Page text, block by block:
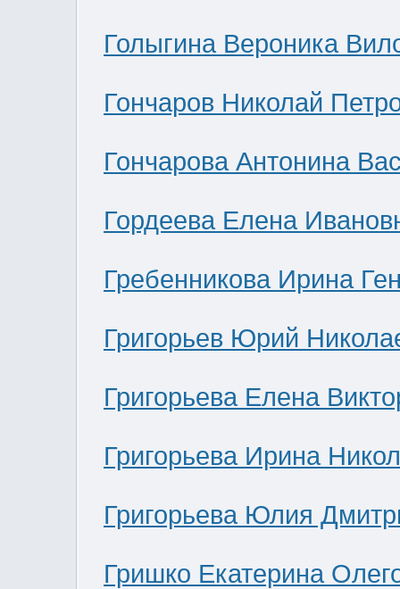
Голыгина Вероника
Гончаров Николай
Гончарова Антонина
Гордеева Елена
Гребенникова Ирина
Григорьев Юрий
Григорьева Елена
Григорьева Ирина
Григорьева Юлия
Гришко Екатерина